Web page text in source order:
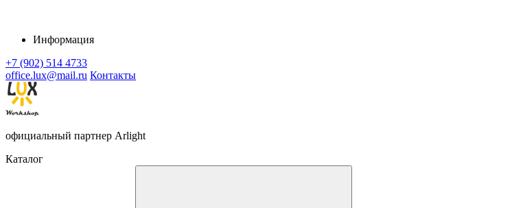
Информация
+7 (902) 514 4733
office.lux@mail.ru Контакты
официальный партнер Arlight
Каталог